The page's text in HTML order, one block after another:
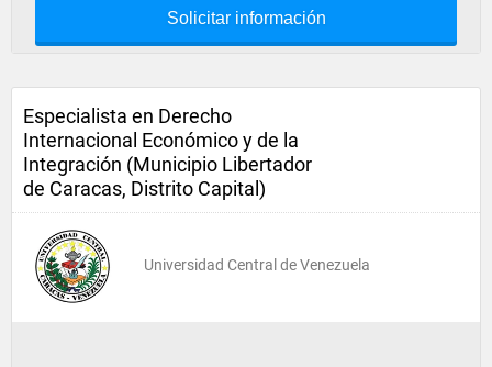
Solicitar información
Especialista en Derecho
Internacional Económico y de la
Integración (Municipio Libertador
de Caracas, Distrito Capital)
Universidad Central de Venezuela